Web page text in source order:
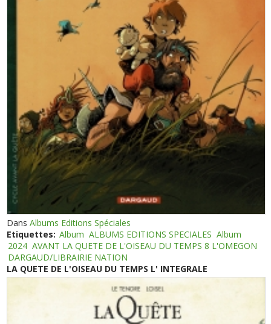
DansAlbums Editions Spéciales
Etiquettes: Album ALBUMS EDITIONS SPECIALES Album
2024 AVANT LA QUETE DE L'OISEAU DU TEMPS 8 L'OMEGON
DARGAUD/LIBRAIRIE NATION
LA QUETE DE L'OISEAU DU TEMPS L' INTEGRALE